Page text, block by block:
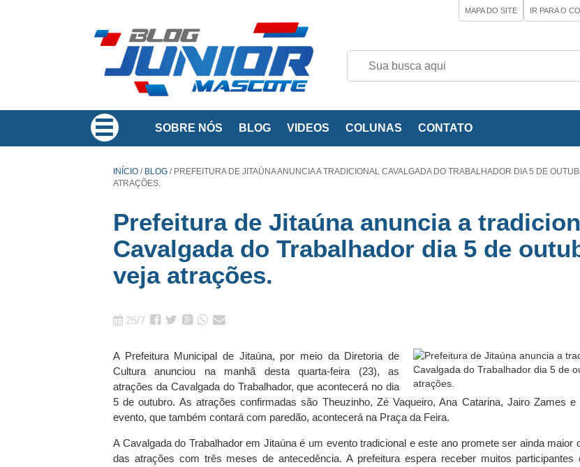
MAPA DO SITE IR PARA O
SOBRE NÓS BLOG VIDEOS COLUNAS CONTATO
INÍCIO / BLOG /PREFEITURA DE JITAÚNA ANUNCIA A TRADICIONAL CAVALGADA DO TRABALHADOR DIA 5 DE
ATRAÇÕES.
Prefeitura de Jitaúna anuncia a
Cavalgada do Trabalhador dia 5 de
veja atrações.
25/7
A Prefeitura Municipal de Jitaúna, por meio da Diretoria de
Cultura anunciou na manhã desta quarta-feira (23), as
atrações da Cavalgada do Trabalhador, que acontecerá no dia
5 de outubro. As atrações confirmadas são Theuzinho, Zé Vaqueiro, Ana Catarina, Jairo Zames
evento, que também contará com paredão, acontecerá na Praça da Feira.
A Cavalgada do Trabalhador em Jitaúna é um evento tradicional e este ano promete ser ainda maior
das atrações com três meses de antecedência. A prefeitura espera receber muitos participantes